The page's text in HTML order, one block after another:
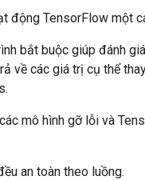
động TensorFlow một
bắt buộc giúp đánh
về các giá trị cụ thể
s.
mô hình gỡ lỗi và
an toàn theo luồng.